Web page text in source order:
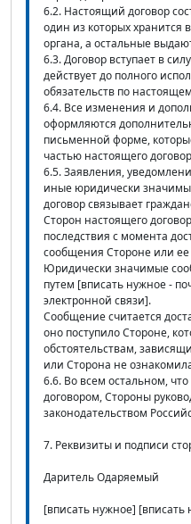
6.2. Настоящий договор
один из которых хранится
органа, а остальные
6.3. Договор вступает в
действует до полного
обязательств по
6.4. Все изменения и
оформляются
письменной форме,
частью настоящего
6.5. Заявления,
иные юридически
договор связывает
Сторон настоящего
последствия с момента
сообщения Стороне или
Юридически значимые
путем [вписать нужное -
электронной связи].
Сообщение считается
оно поступило Стороне,
обстоятельствам,
или Сторона не
6.6. Во всем остальном,
договором, Стороны
законодательством
7. Реквизиты и подписи
Даритель Одаряемый
[вписать нужное] [вписать